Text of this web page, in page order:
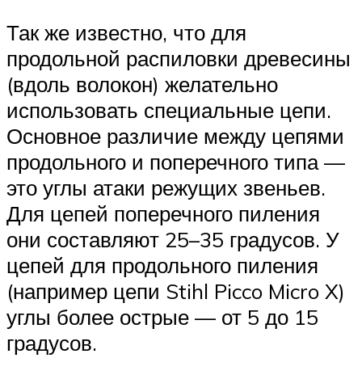
Так же известно, что для
продольной распиловки древесины
(вдоль волокон) желательно
использовать специальные цепи.
Основное различие между цепями
продольного и поперечного типа —
это углы атаки режущих звеньев.
Для цепей поперечного пиления
они составляют 25–35 градусов. У
цепей для продольного пиления
(например цепи Stihl Picco Micro X)
углы более острые — от 5 до 15
градусов.